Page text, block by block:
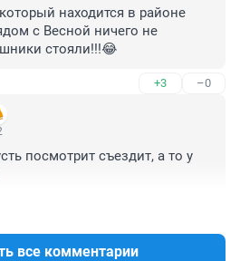
находится в районе
с Весной ничего не
стояли!!!😂
+3 –0
посмотрит съездит, а то у
все комментарии